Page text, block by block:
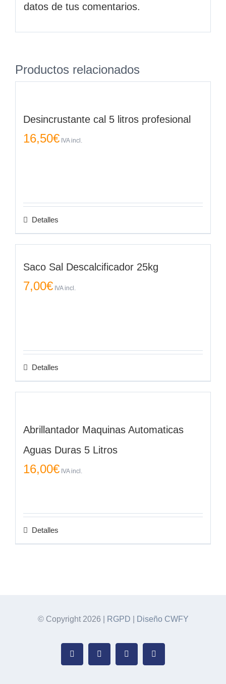
datos de tus comentarios.
Productos relacionados
Desincrustante cal 5 litros profesional
16,50€ IVA incl.
Detalles
Saco Sal Descalcificador 25kg
7,00€ IVA incl.
Detalles
Abrillantador Maquinas Automaticas
Aguas Duras 5 Litros
16,00€ IVA incl.
Detalles
© Copyright 2026 | RGPD Diseño CWFY
FacebookInstagramWhatsAppCorreo
electrónico